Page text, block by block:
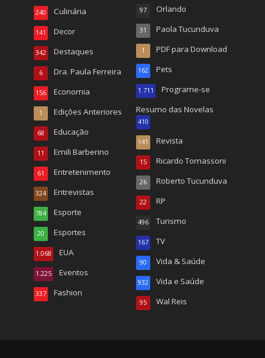
Culinária
240
Decor
141
Destaques
342
Dra. Paula Ferreira
6
Economia
156
Edições Anteriores
1
Educação
68
Emili Barberino
11
Entretenimento
61
Entrevistas
324
Esporte
784
Esportes
20
EUA
1.068
Eventos
1.225
Fashion
337
Orlando
97
Paola Tucunduva
31
PDF para Download
1
Pets
162
Programe-se
1.711
Resumo das Novelas
410
Revista
141
Ricardo Tomassoni
15
Roberto Tucunduva
26
RP
22
Turismo
496
TV
167
Vida & Saúde
90
Vida e Saúde
932
Wal Reis
95